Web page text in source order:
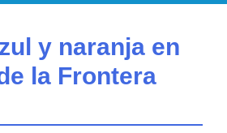
y naranja en
la Frontera